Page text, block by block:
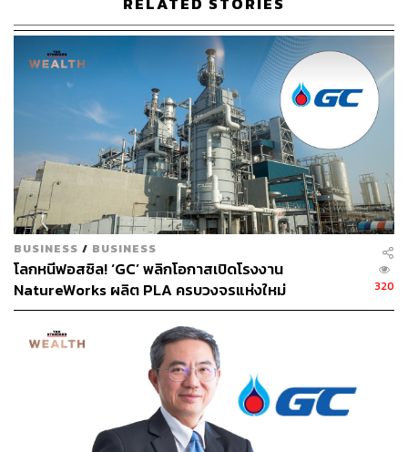
BUSINESS / BUSINESS
โลกหนีฟอสซิล! ‘GC’ พลิกโอกาสเปิดโรงงาน
NatureWorks ผลิต PLA ครบวงจรแห่งใหม่
จ.นครสวรรค์ ดันไทยขึ้นแท่นฮับไบโอพลาสติกเอเชีย
320